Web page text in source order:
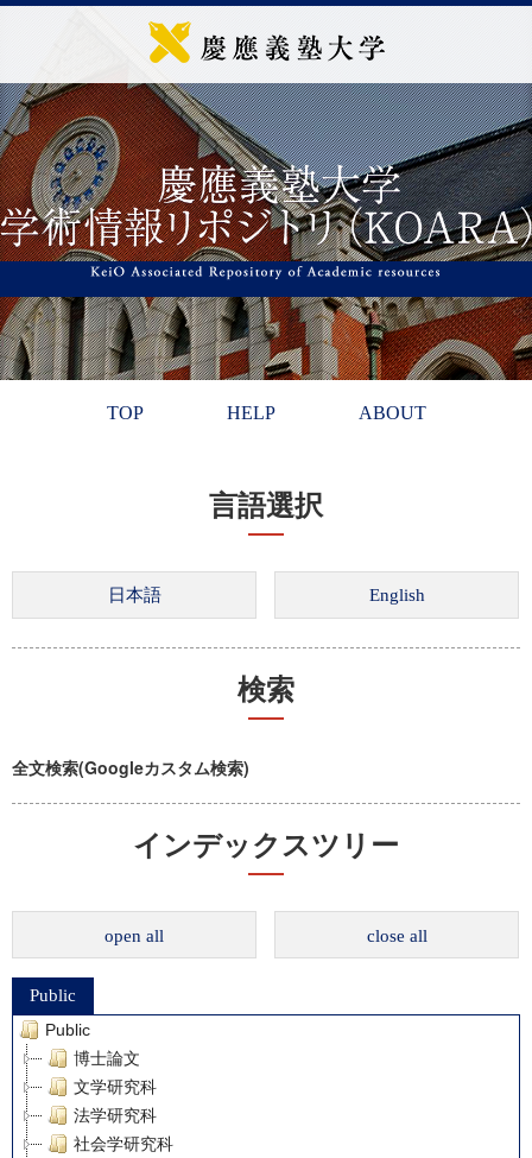
TOP HELP ABOUT
言語選択
検索
全文検索(Googleカスタム検索)
インデックスツリー
open all close all
Public
Public
博士論文
文学研究科
法学研究科
社会学研究科